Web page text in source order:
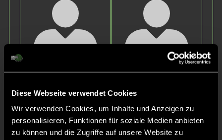
Diese Webseite verwendet Cookies
Wir verwenden Cookies, um Inhalte und Anzeigen zu
personalisieren, Funktionen für soziale Medien anbieten
zu können und die Zugriffe auf unsere Website zu
T.